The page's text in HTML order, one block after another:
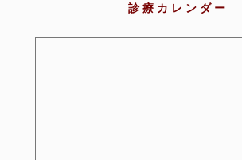
診療カレンダー